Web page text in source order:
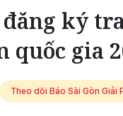
ký
gia
Theo dõi Báo Sài Gòn Giải